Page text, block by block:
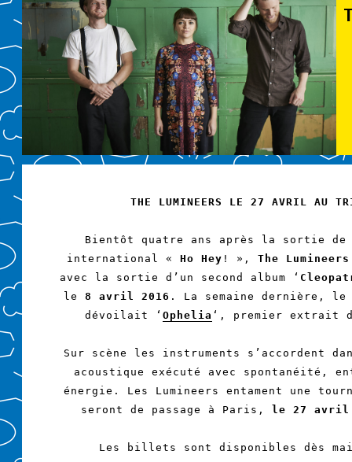
THE LUMINEERS LE 27 AVRIL AU
Bientôt quatre ans après la sortie de
international « Ho Hey ! », The Lumineers
avec la sortie d’un second album ‘
le 8 avril 2016 . La semaine dernière, le
dévoilait ‘ Ophelia ‘, premier extrait
Sur scène les instruments s’accordent
acoustique exécuté avec spontanéité,
énergie. Les Lumineers entament une
seront de passage à Paris,
le 27 avril
Les billets sont disponibles dès